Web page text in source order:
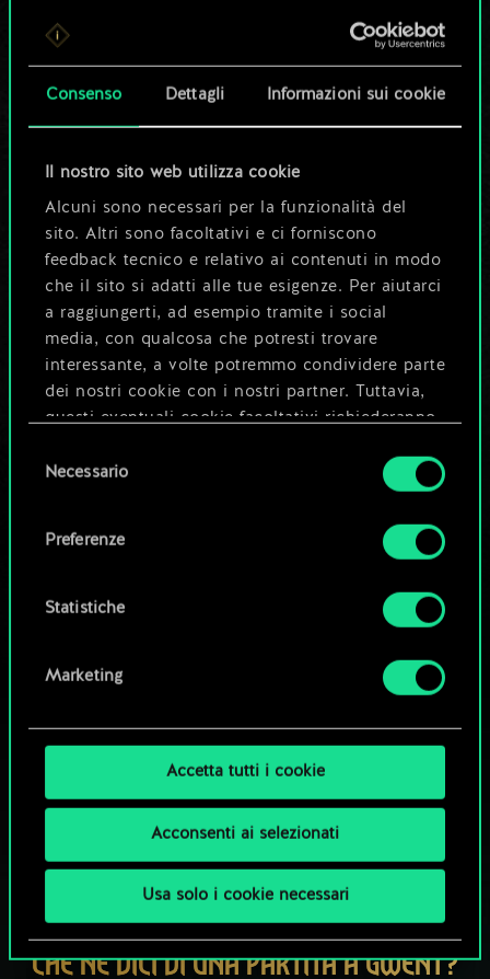
Consenso Dettagli Informazioni sui cookie
Il nostro sito web utilizza cookie
Alcuni sono necessari per la funzionalità del
sito. Altri sono facoltativi e ci forniscono
feedback tecnico e relativo ai contenuti in modo
che il sito si adatti alle tue esigenze. Per aiutarci
a raggiungerti, ad esempio tramite i social
media, con qualcosa che potresti trovare
interessante, a volte potremmo condividere parte
dei nostri cookie con i nostri partner. Tuttavia,
questi eventuali cookie facoltativi richiederanno
Tutti i dettagli su come utilizziamo i cookie e su
disponibili nel menu "Impostazioni" qui sotto.
delNecessario
Preferenze
Statistiche
Marketing
Accetta tutti i cookie
Acconsenti ai selezionati
Usa solo i cookie necessari
Per ora, è solo un
set di carte
condiviso.
Ma può diventare
molto altro!
Dai un nome al mazzo e crea una
guida
Modifica mazzo
Esplora i mazzi della community
CHE NE DICI DI UNA PARTITA A GWENT?